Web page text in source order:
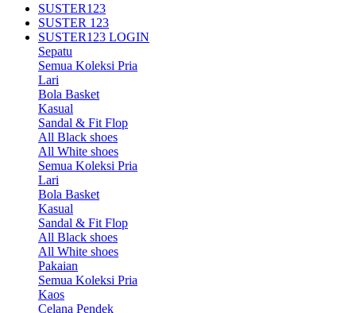
SUSTER123
SUSTER 123
SUSTER123 LOGIN
Sepatu
Semua Koleksi Pria
Lari
Bola Basket
Kasual
Sandal & Fit Flop
All Black shoes
All White shoes
Semua Koleksi Pria
Lari
Bola Basket
Kasual
Sandal & Fit Flop
All Black shoes
All White shoes
Pakaian
Semua Koleksi Pria
Kaos
Celana Pendek